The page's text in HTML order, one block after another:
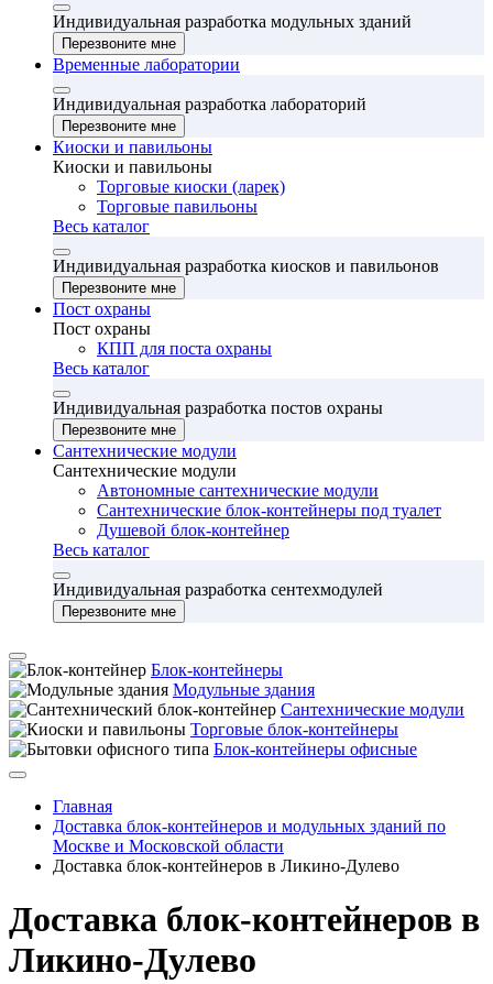
Индивидуальная разработка модульных зданий
Перезвоните мне
Временные лаборатории
Индивидуальная разработка лабораторий
Перезвоните мне
Киоски и павильоны
Киоски и павильоны
Торговые киоски (ларек)
Торговые павильоны
Весь каталог
Индивидуальная разработка киосков и павильонов
Перезвоните мне
Пост охраны
Пост охраны
КПП для поста охраны
Весь каталог
Индивидуальная разработка постов охраны
Перезвоните мне
Сантехнические модули
Сантехнические модули
Автономные сантехнические модули
Сантехнические блок-контейнеры под туалет
Душевой блок-контейнер
Весь каталог
Индивидуальная разработка сентехмодулей
Перезвоните мне
Блок-контейнеры
Модульные здания
Сантехнические модули
Торговые блок-контейнеры
Блок-контейнеры офисные
Главная
Доставка блок-контейнеров и модульных зданий по
Москве и Московской области
Доставка блок-контейнеров в Ликино-Дулево
Доставка блок-контейнеров в
Ликино-Дулево